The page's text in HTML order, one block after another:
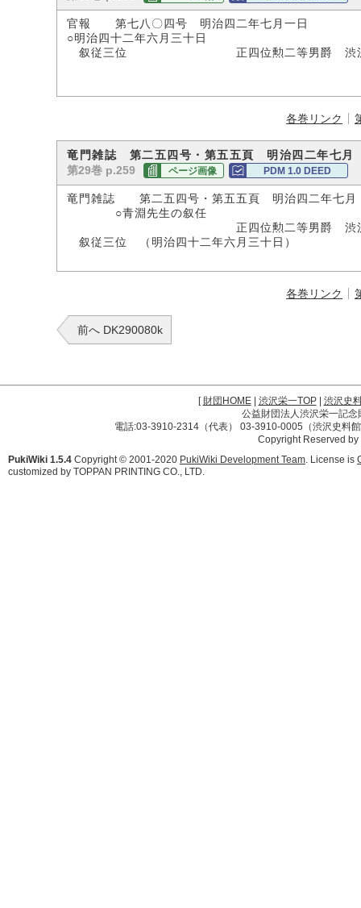
官報 第七八〇四号 明治四二年七月一日
○明治四十二年六月三十日
叙従三位 正四位勲二等男爵 渋沢
各巻リンク
竜門雑誌 第二五四号・第五五頁 明治四二年七月
第29巻 p.259 ページ画像 PDM 1.0 DEED
竜門雑誌 第二五四号・第五五頁 明治四二年七月
○青淵先生の叙任
正四位勲二等男爵 渋沢
叙従三位 （明治四十二年六月三十日）
各巻リンク
前へ DK290080k
[財団HOME| 渋沢栄一TOP| 渋沢史
公益財団法人渋沢栄一記
電話:03-3910-2314（代表） 03-3910-0005（渋沢史料
Copyright Reserved
PukiWiki 1.5.4 Copyright © 2001-2020 PukiWiki Development Team. License is
customized by TOPPAN PRINTING CO., LTD.